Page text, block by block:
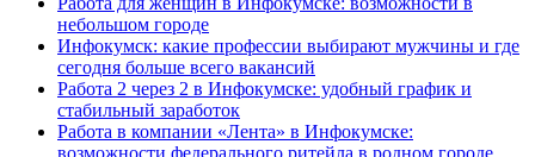
небольшом городе
Инфокумск: какие профессии выбирают мужчины и где
сегодня больше всего вакансий
Работа 2 через 2 в Инфокумске: удобный график и
стабильный заработок
Работа в компании «Лента» в Инфокумске: